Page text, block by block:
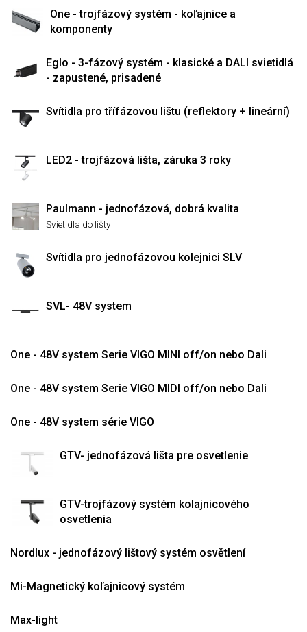
One - trojfázový systém - koľajnice a
komponenty
Eglo - 3-fázový systém - klasické a DALI svietidlá
- zapustené, prisadené
Svítidla pro třífázovou lištu (reflektory + lineární)
LED2 - trojfázová lišta, záruka 3 roky
Paulmann - jednofázová, dobrá kvalita
Svietidla do lišty
Svítidla pro jednofázovou kolejnici SLV
SVL- 48V system
One - 48V system Serie VIGO MINI off/on nebo Dali
One - 48V system Serie VIGO MIDI off/on nebo Dali
One - 48V system série VIGO
GTV- jednofázová lišta pre osvetlenie
GTV-trojfázový systém kolajnicového
osvetlenia
Nordlux - jednofázový lištový systém osvětlení
Mi-Magnetický koľajnicový systém
Max-light